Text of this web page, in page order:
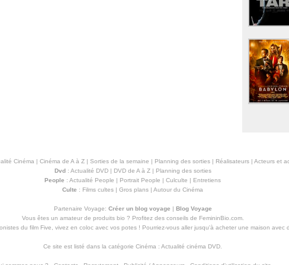
Cinéma | Cinéma de A à Z| Sorties de la semaine | Planning des sorties| Réalisateurs| Acteurs et
Dvd: Actualité DVD| DVD de A à Z| Planning des sorties
People : Actualité People | Portrait People | Culculte | Entretiens
Culte : Films cultes | Gros plans | Autour du Cinéma
Partenaire Voyage: Créer un blog voyage | Blog Voyage
Vous êtes un amateur de produits bio ? Profitez des conseils de FemininBio.com.
du film Five, vivez en coloc avec vos potes ! Pourriez-vous aller jusqu'à acheter une maison avec
Ce site est listé dans la catégorie Cinéma : Actualité cinéma DVD